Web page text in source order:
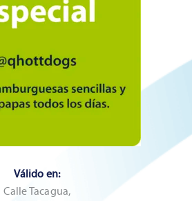
Válido en:
Calle Tacagua,